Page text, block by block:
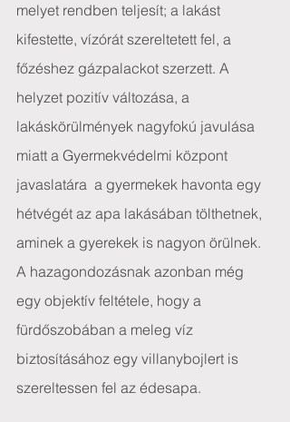
melyet rendben teljesít; a lakást
kifestette, vízórát szereltetett fel, a
főzéshez gázpalackot szerzett. A
helyzet pozitív változása, a
lakáskörülmények nagyfokú javulása
miatt a Gyermekvédelmi központ
javaslatára  a gyermekek havonta egy
hétvégét az apa lakásában tölthetnek,
aminek a gyerekek is nagyon örülnek.
A hazagondozásnak azonban még
egy objektív feltétele, hogy a
fürdőszobában a meleg víz
biztosításához egy villanybojlert is
szereltessen fel az édesapa.